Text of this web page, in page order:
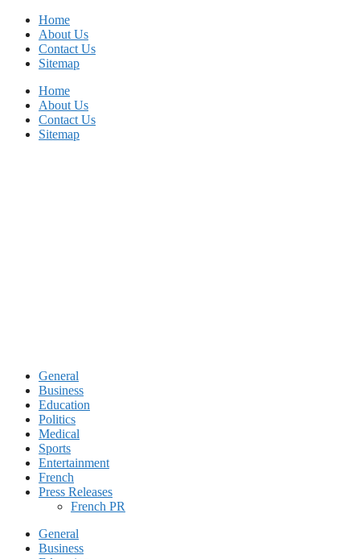
Skip
content
Home
About Us
Contact Us
Sitemap
Home
About Us
Contact Us
Sitemap
General
Business
Education
Politics
Medical
Sports
Entertainment
French
Press Releases
French PR
General
Business